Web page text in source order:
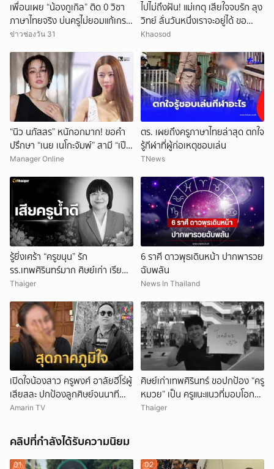
เพื่อนเผย “น้องกูเกิล” ติด 0 วิชา
ภาษาไทยจริง บ่นครูไม่ยอมแก้เกรด
ให้
ข่าวช่องวัน 31
ไปไม่ถึงฝัน! แม่เกตุ เสียใจจบรัก ลุง
วิทย์ ลั่นวันหนึ่งเราจะอยู่ได้ ขอ
กำลังใจให้ทั้งสองฝ่าย
Khaosod
“นิว นภัสสร” หนักอกมาก! ขอคำ
ปรึกษา “เนย เนโกะจัมพ์” สามี “เป๊ก
เปรมณัช” ดื่มดริ้งก์ติดเพื่อนหนัก!
Manager Online
ตร. เผยถึงครูภาษาไทยล่าสุด ตกใจ
รู้กีฬาที่ผู้ก่อเหตุชอบเล่น
TNews
รู้ยิ่งเศร้า “ครูขนุน” รัก
รร.เทพศิรินทร์มาก ศิษย์เก่า เรียน
จบกลับมาเป็นครู
Thaiger
6 ราศี ดาวพุธเดินหน้า ปากพารวย
ฉับพลัน
News In Thailand
เปิดใจน้องสาว ครูพงศ์ อาลัยฮีโร่ผู้
เสียสละ ปกป้องลูกศิษย์จนนาที
สุดท้าย
Amarin TV
ศิษย์เก่าเทพศิรินทร์ ขอปกป้อง “ครู
หมวย” เป็น ครูแนะแนวที่มอบโอกาส
ให้เด็กเสมอ
Thaiger
คลิปที่กำลังได้รับความนิยม
01 02